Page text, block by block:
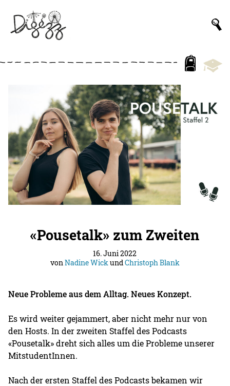
«Pousetalk» zum Zweiten
16. Juni 2022
vonNadine WickundChristoph Blank
Neue Probleme aus dem Alltag. Neues Konzept.
Es wird weiter gejammert, aber nicht mehr nur von
den Hosts. In der zweiten Staffel des Podcasts
«Pousetalk» dreht sich alles um die Probleme unserer
MitstudentInnen.
Nach der ersten Staffel des Podcasts bekamen wir